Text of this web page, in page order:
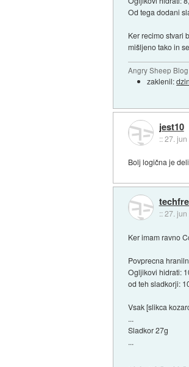
Od tega dodani
Ker recimo stvari
mišljeno tako in
Angry Sheep
zaklenil:
jest10
::27. jun
Bolj logična je
::27. jun
Ker imam ravno
Povprecna
Ogljikovi hidrati:
od teh sladkorji:
Vsak [slikca
...
Sladkor 27g
...